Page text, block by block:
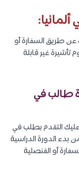
طريق السفارة أو
تأشيرة غير قابلة
طالب في
عليك التقدم بطلب في
بدء الدورة الدراسية
أو القنصلية